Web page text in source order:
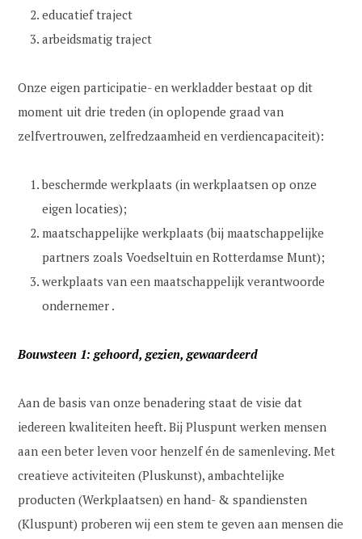
educatief traject
arbeidsmatig traject
Onze eigen participatie- en werkladder bestaat op dit
moment uit drie treden (in oplopende graad van
zelfvertrouwen, zelfredzaamheid en verdiencapaciteit):
beschermde werkplaats (in werkplaatsen op onze
eigen locaties);
maatschappelijke werkplaats (bij maatschappelijke
partners zoals Voedseltuin en Rotterdamse Munt);
werkplaats van een maatschappelijk verantwoorde
ondernemer .
Bouwsteen 1: gehoord, gezien, gewaardeerd
Aan de basis van onze benadering staat de visie dat
iedereen kwaliteiten heeft. Bij Pluspunt werken mensen
aan een beter leven voor henzelf én de samenleving. Met
creatieve activiteiten (Pluskunst), ambachtelijke
producten (Werkplaatsen) en hand- & spandiensten
(Kluspunt) proberen wij een stem te geven aan mensen die